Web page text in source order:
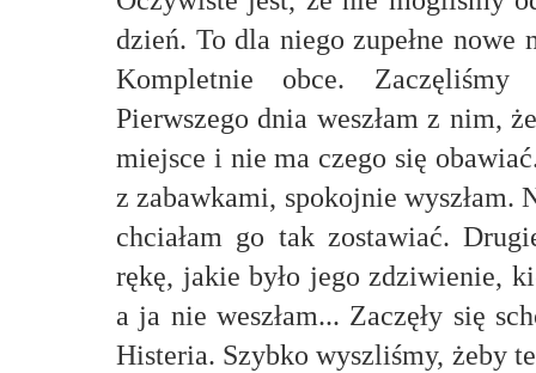
dzień. To dla niego zupełne nowe
Kompletnie obce.
Pierwszego dnia weszłam z nim,
miejsce i nie ma czego się
z zabawkami, spokojnie wyszłam.
chciałam go tak zostawiać.
rękę, jakie było jego zdziwienie,
a ja nie weszłam... Zaczęły się
Histeria. Szybko wyszliśmy, żeby